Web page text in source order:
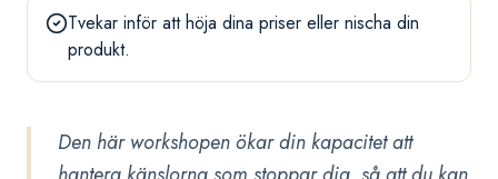
Tvekar inför att höja dina priser eller nischa din
produkt.
Den här workshopen ökar din kapacitet att